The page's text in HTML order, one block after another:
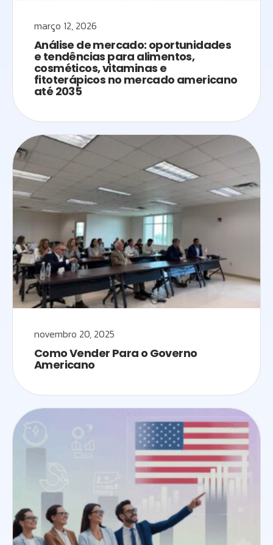
março 12, 2026
Análise de mercado: oportunidades
e tendências para alimentos,
cosméticos, vitaminas e
fitoterápicos no mercado americano
até 2035
novembro 20, 2025
Como Vender Para o Governo
Americano